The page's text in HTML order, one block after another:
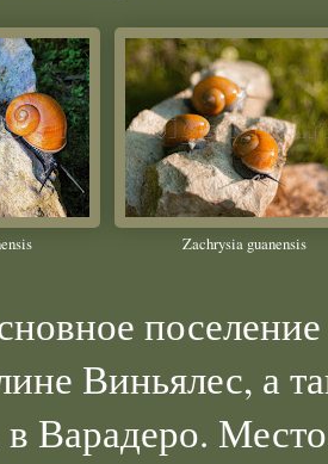
Zachrysia guanensis
Виньялес, а
Варадеро.